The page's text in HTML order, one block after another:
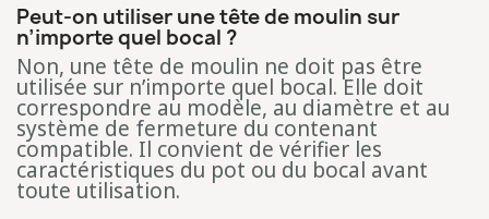
Peut-on utiliser une tête de moulin sur
n’importe quel bocal ?
Non, une tête de moulin ne doit pas être
utilisée sur n’importe quel bocal. Elle doit
correspondre au modèle, au diamètre et au
système de fermeture du contenant
compatible. Il convient de vérifier les
caractéristiques du pot ou du bocal avant
toute utilisation.